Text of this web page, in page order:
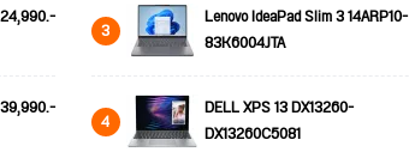
24,990.-
39,990.-
3
Lenovo IdeaPad Slim 3 14ARP10-
83K6004JTA
4
DELL XPS 13 DX13260-
DX13260C5081